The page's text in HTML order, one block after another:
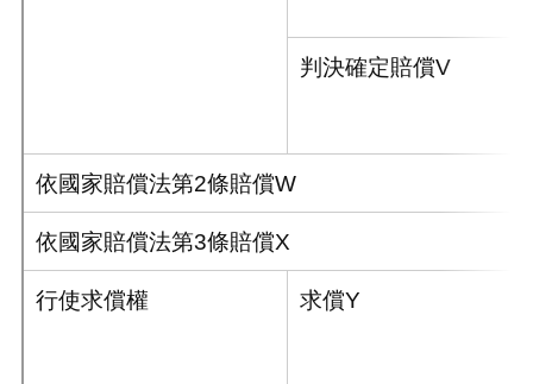
判決確定賠償V
依國家賠償法第2條賠償W
依國家賠償法第3條賠償X
行使求償權 求償Y